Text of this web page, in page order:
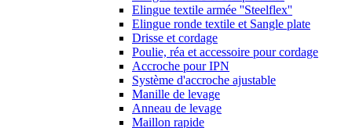
Elingue textile armée ''Steelflex''
Elingue ronde textile et Sangle plate
Drisse et cordage
Poulie, réa et accessoire pour cordage
Accroche pour IPN
Système d'accroche ajustable
Manille de levage
Anneau de levage
Maillon rapide